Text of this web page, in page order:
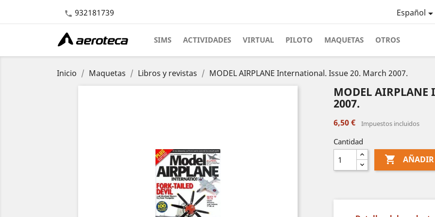
 932181739 Español
SIMS ACTIVIDADES VIRTUAL PILOTO MAQUETAS OTROS
Inicio Maquetas Libros y revistas MODEL AIRPLANE International. Issue 20. March 2007.
MODEL
2007.
6,50 € Impuestos incluidos
Cantidad
